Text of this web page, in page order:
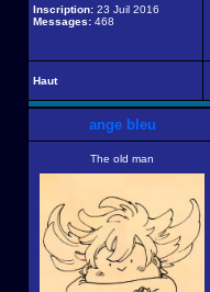
Inscription: 23 Juil 2016
Messages: 468
Haut
ange bleu
The old man